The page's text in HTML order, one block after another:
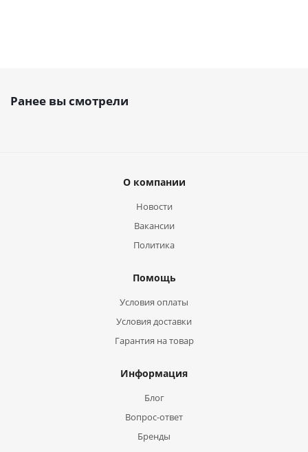
Ранее вы смотрели
О компании
Новости
Вакансии
Политика
Помощь
Условия оплаты
Условия доставки
Гарантия на товар
Информация
Блог
Вопрос-ответ
Бренды